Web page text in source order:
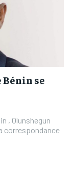
se
, Olunshegun
correspondance